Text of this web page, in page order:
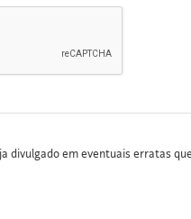
divulgado em eventuais erratas